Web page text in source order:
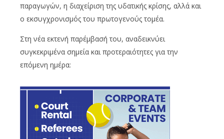
παραγωγών, η διαχείριση της υδατικής κρίσης, αλλά και
ο εκσυγχρονισμός του πρωτογενούς τομέα.
Στη νέα εκτενή παρέμβασή του, αναδεικνύει
συγκεκριμένα σημεία και προτεραιότητες για την
επόμενη ημέρα: